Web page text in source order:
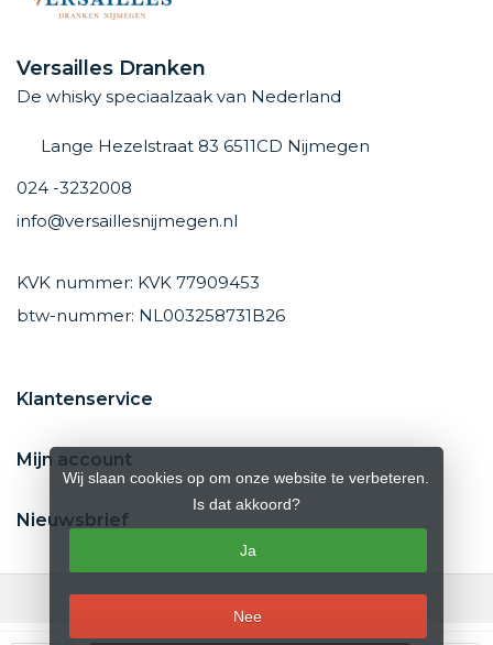
Versailles Dranken
De whisky speciaalzaak van Nederland
Lange Hezelstraat 83 6511CD Nijmegen
024 -3232008
info@versaillesnijmegen.nl
KVK nummer: KVK 77909453
btw-nummer: NL003258731B26
Klantenservice
Mijn account
Nieuwsbrief
Wij slaan cookies op om onze website te verbeteren.
Is dat akkoord?
Ja
Nee